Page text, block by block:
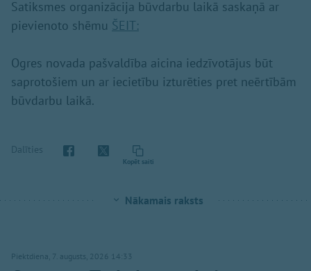
Satiksmes organizācija būvdarbu laikā saskaņā ar
pievienoto shēmu ŠEIT:
Ogres novada pašvaldība aicina iedzīvotājus būt
saprotošiem un ar iecietību izturēties pret neērtībām
būvdarbu laikā.
Dalīties
Kopēt saiti
Nākamais raksts
Piektdiena, 7. augusts, 2026 14:33